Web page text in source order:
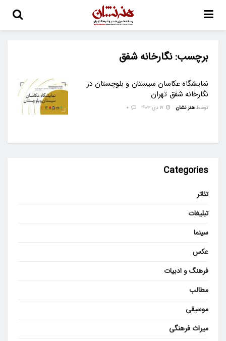
برچسب:نگارخانه شفق
نمایشگاه عکاسان سیستان و بلوچستان در
نگارخانه شفق تهران
توسط هنر نشان
Categories
تئاتر
تبلیغات
سینما
عکس
فرهنگ و ادبیات
مطالب
موسیقی
میراث فرهنگی